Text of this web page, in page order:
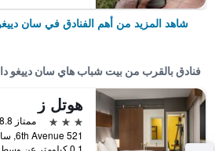
شاهد المزيد من أهم الفنادق في سان
فنادق بالقرب من بيت شباب هاي سان دييغو
هوتل ز
3 نجوم
ممتاز 8.8
0.1 كيلومتر عن وسط المدينة